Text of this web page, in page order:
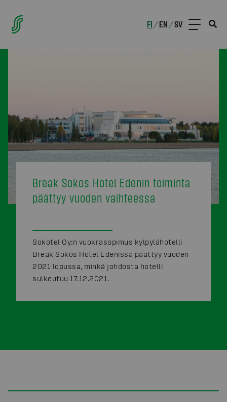
FI /EN /SV
Break Sokos Hotel Edenin toiminta
päättyy vuoden vaihteessa
Sokotel Oy:n vuokrasopimus kylpylähotelli
Break Sokos Hotel Edenissä päättyy vuoden
2021 lopussa, minkä johdosta hotelli
sulkeutuu 17.12.2021.